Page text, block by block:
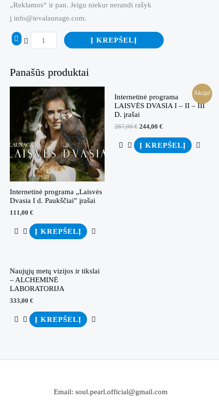
„Reklamos“ ir pan. Jeigu niekur nerandi rašyk
į info@ievalaunage.com.
produkto
kiekis:
programa
LAISVĖS
DVASIA
II
ir
III
d.
įrašai
Į KREPŠELĮ
Panašūs produktai
Internetinė programa „Laisvės
Dvasia I d. Paukščiai” įrašai
111,00 €
Į KREPŠELĮ
Akcija!
Internetinė programa
LAISVĖS DVASIA I – II – III
D. įrašai
287,00€ Original
was:
287,00 €.
244,00 €Current
is:
244,00 €.
Į KREPŠELĮ
Naujųjų metų vizijos ir tikslai
– ALCHEMINĖ
LABORATORIJA
333,00 €
Į KREPŠELĮ
Email: soul.pearl.official@gmail.com